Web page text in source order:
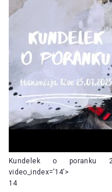
Kundelek o poranku
video_index=’14’>
14